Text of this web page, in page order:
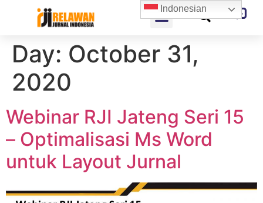
Day: October 31,
2020
Webinar RJI Jateng Seri 15
– Optimalisasi Ms Word
untuk Layout Jurnal
Indonesian